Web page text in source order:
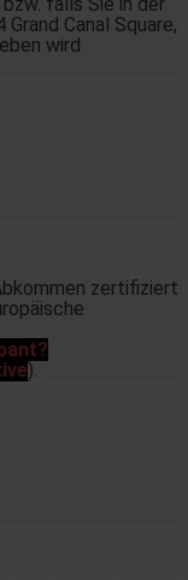
Canal Square,
wird
zertifiziert
).